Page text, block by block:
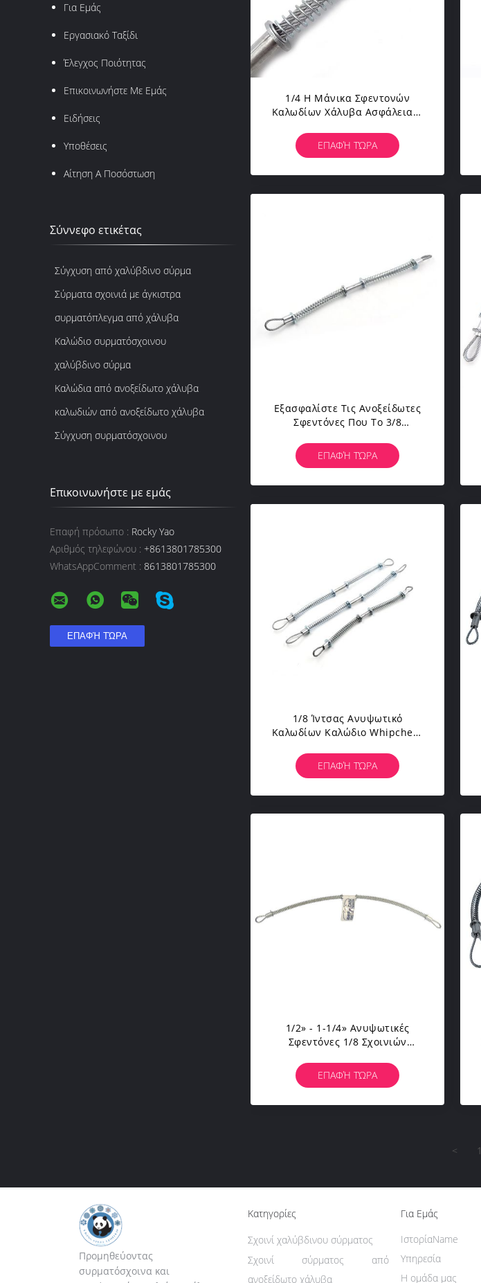
Για Εμάς
Εργασιακό Ταξίδι
Έλεγχος Ποιότητας
Επικοινωνήστε Με Εμάς
Ειδήσεις
Υποθέσεις
Αίτηση Α Ποσόστωση
Σύννεφο ετικέτας
Σύγχυση από χαλύβδινο σύρμα
Σύρματα σχοινιά με άγκιστρα
συρματόπλεγμα από χάλυβα
Καλώδιο συρματόσχοινου
χαλύβδινο σύρμα
Καλώδια από ανοξείδωτο χάλυβα
καλωδιών από ανοξείδωτο χάλυβα
Σύγχυση συρματόσχοινου
Επικοινωνήστε με εμάς
Επαφή πρόσωπο : Rocky Yao
Αριθμός τηλεφώνου : +8613801785300
WhatsAppComment : 8613801785300
1/4 Η Μάνικα Σφεντονών
Καλωδίων Χάλυβα Ασφάλειας»
Έλεγχο Για Την Ασφάλεια
Μανικών
ΕΠΑΦΉ ΤΏΡΑ
Εξασφαλίστε Τις Ανοξείδωτες
Σφεντόνες Που Το 3/8
Ασφάλεια Εργαστηρίων " *44»
Κτυπά Τους Ελέγχους
ΕΠΑΦΉ ΤΏΡΑ
1/8 Ίντσας Ανυψωτικό
Καλωδίων Καλώδιο Whipcheck
Γαλβανισμένο Μάνικα Στη
Μάνικα
ΕΠΑΦΉ ΤΏΡΑ
1/2» - 1-1/4» Ανυψωτικές
Σφεντόνες 1/8 Σχοινιών
Καλώδιο Μήκος Διαμέτρων
ΕΠΑΦΉ ΤΏΡΑ
< 1
Προμηθεύοντας
συρματόσχοινα και
Κατηγορίες
Σχοινί χαλύβδινου σύρματος
Σχοινί σύρματος από
ανοξείδωτο χάλυβα
Για Εμάς
ΙστορίαName
Υπηρεσία
Η ομάδα μας